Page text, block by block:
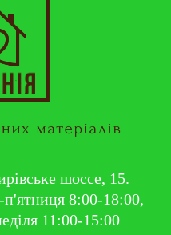
шоссе, 15.
п'ятниця 8:00-18:00,
11:00-15:00